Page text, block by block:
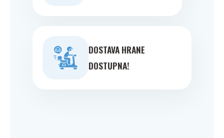
DOSTAVA HRANE
DOSTUPNA!